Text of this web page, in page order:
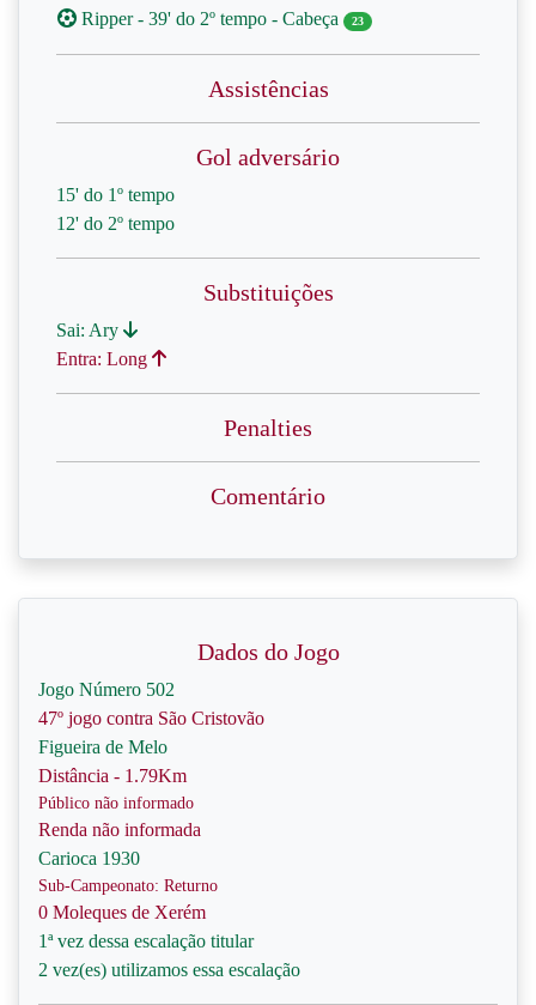
Ripper - 39' do 2º tempo - Cabeça 23
Assistências
Gol adversário
15' do 1º tempo
12' do 2º tempo
Substituições
Sai: Ary
Entra: Long
Penalties
Comentário
Dados do Jogo
Jogo Número 502
47º jogo contra São Cristovão
Figueira de Melo
Distância - 1.79Km
Público não informado
Renda não informada
Carioca 1930
Sub-Campeonato: Returno
0 Moleques de Xerém
1ª vez dessa escalação titular
2 vez(es) utilizamos essa escalação